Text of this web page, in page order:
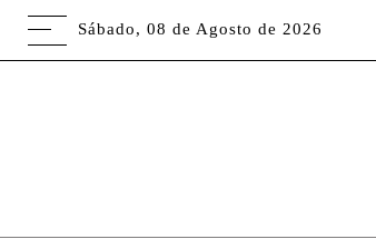
Sábado, 08 de Agosto de 2026